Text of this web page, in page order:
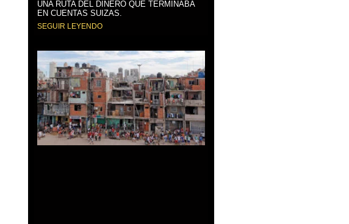
UNA RUTA DEL DINERO QUE TERMINABA
EN CUENTAS SUIZAS.
SEGUIR LEYENDO